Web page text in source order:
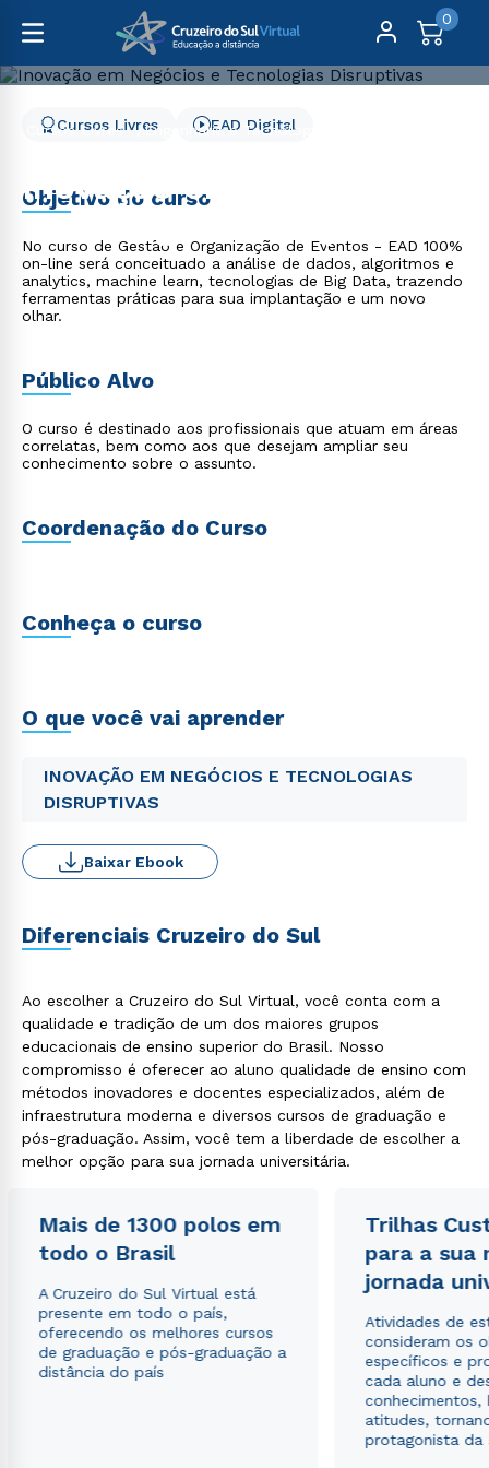
0
Cursos Livres
Engenharia e Tecnologia
Inovação em Negócios e
Tecnologias Disruptivas
Cursos Livres EAD Digital
Objetivo do curso
No curso de Gestão e Organização de Eventos - EAD 100%
on-line será conceituado a análise de dados, algoritmos e
analytics, machine learn, tecnologias de Big Data, trazendo
ferramentas práticas para sua implantação e um novo
olhar.
Público Alvo
O curso é destinado aos profissionais que atuam em áreas
correlatas, bem como aos que desejam ampliar seu
conhecimento sobre o assunto.
Coordenação do Curso
Conheça o curso
O que você vai aprender
INOVAÇÃO EM NEGÓCIOS E TECNOLOGIAS
DISRUPTIVAS
Baixar Ebook
Diferenciais Cruzeiro do Sul
Ao escolher a Cruzeiro do Sul Virtual, você conta com a
qualidade e tradição de um dos maiores grupos
educacionais de ensino superior do Brasil. Nosso
compromisso é oferecer ao aluno qualidade de ensino com
métodos inovadores e docentes especializados, além de
infraestrutura moderna e diversos cursos de graduação e
pós-graduação. Assim, você tem a liberdade de escolher a
melhor opção para sua jornada universitária.
Mais de 1300 polos em
todo o Brasil
A Cruzeiro do Sul Virtual está
presente em todo o país,
oferecendo os melhores cursos
de graduação e pós-graduação a
distância do país
Trilhas
para a sua
jornada
Atividades de
consideram os
específicos e
cada aluno e
conhecimentos,
atitudes,
protagonista da